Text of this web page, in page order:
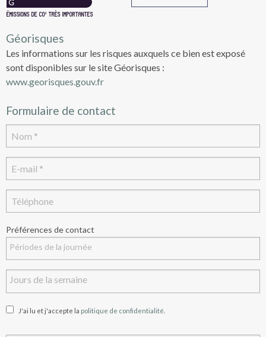
Géorisques
Les informations sur les risques auxquels ce bien est exposé
sont disponibles sur le site Géorisques :
www.georisques.gouv.fr
Formulaire de contact
Préférences de contact
J'ai lu et j'accepte la politique de confidentialité